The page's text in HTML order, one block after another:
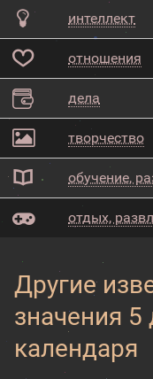
интеллект
отношения
дела
творчество
обучение,
отдых,
Другие
значения 5
календаря